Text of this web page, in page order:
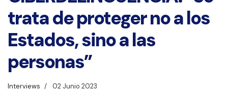
trata de proteger no a los
Estados, sino a las
personas”
Interviews 02 Junio 2023